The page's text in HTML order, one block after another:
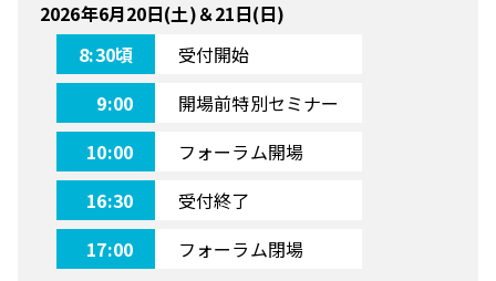
2026年6月20日(土)＆21日(日)
8:30頃
受付開始
9:00
開場前特別セミナー
10:00
フォーラム開場
16:30
受付終了
17:00
フォーラム閉場